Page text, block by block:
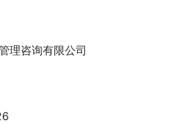
理咨询有限公司